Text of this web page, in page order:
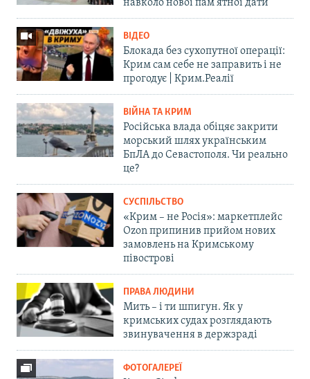
навколо нової пам'ятної дати
ВІДЕО
Блокада без сухопутної операції:
Крим сам себе не заправить і не
прогодує | Крим.Реалії
ВІЙНА ТА КРИМ
Російська влада обіцяє закрити
морський шлях українським
БпЛА до Севастополя. Чи реально
це?
СУСПІЛЬСТВО
«Крим – не Росія»: маркетплейс
Ozon припинив прийом нових
замовлень на Кримському
півострові
ПРАВА ЛЮДИНИ
Мить – і ти шпигун. Як у
кримських судах розглядають
звинувачення в держзраді
ФОТОГАЛЕРЕЇ